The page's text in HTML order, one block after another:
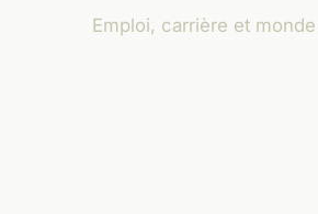
Emploi, carrière et